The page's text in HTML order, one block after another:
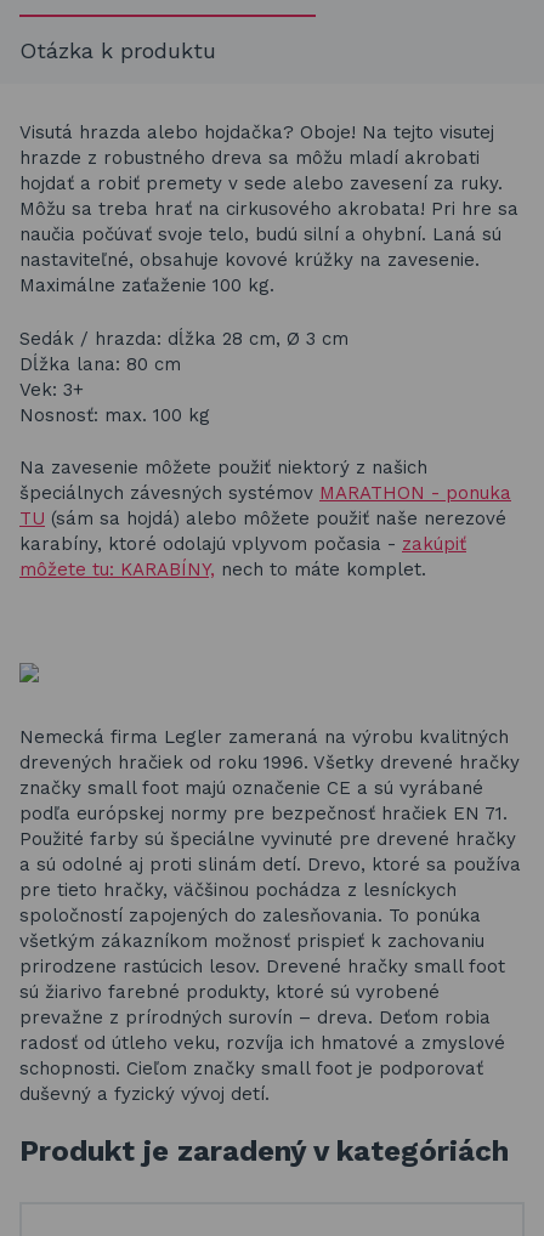
Otázka k produktu
Visutá hrazda alebo hojdačka? Oboje! Na tejto visutej
hrazde z robustného dreva sa môžu mladí akrobati
hojdať a robiť premety v sede alebo zavesení za ruky.
Môžu sa treba hrať na cirkusového akrobata! Pri hre sa
naučia počúvať svoje telo, budú silní a ohybní. Laná sú
nastaviteľné, obsahuje kovové krúžky na zavesenie.
Maximálne zaťaženie 100 kg.
Sedák / hrazda: dĺžka 28 cm, Ø 3 cm
Dĺžka lana: 80 cm
Vek: 3+
Nosnosť: max. 100 kg
Na zavesenie môžete použiť niektorý z našich
špeciálnych závesných systémov MARATHON - ponuka
TU (sám sa hojdá) alebo môžete použiť naše nerezové
karabíny, ktoré odolajú vplyvom počasia - zakúpiť
môžete tu: KARABÍNY, nech to máte komplet.
Nemecká firma Legler zameraná na výrobu kvalitných
drevených hračiek od roku 1996. Všetky drevené hračky
značky small foot majú označenie CE a sú vyrábané
podľa európskej normy pre bezpečnosť hračiek EN 71.
Použité farby sú špeciálne vyvinuté pre drevené hračky
a sú odolné aj proti slinám detí. Drevo, ktoré sa používa
pre tieto hračky, väčšinou pochádza z lesníckych
spoločností zapojených do zalesňovania. To ponúka
všetkým zákazníkom možnosť prispieť k zachovaniu
prirodzene rastúcich lesov. Drevené hračky small foot
sú žiarivo farebné produkty, ktoré sú vyrobené
prevažne z prírodných surovín – dreva. Deťom robia
radosť od útleho veku, rozvíja ich hmatové a zmyslové
schopnosti. Cieľom značky small foot je podporovať
duševný a fyzický vývoj detí.
Produkt je zaradený v kategóriách